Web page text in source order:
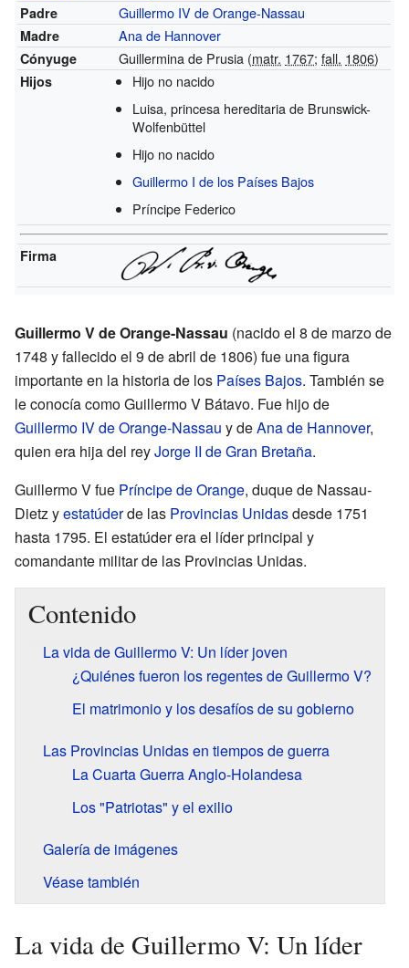
Padre Guillermo IV de Orange-Nassau
Madre Ana de Hannover
Cónyuge Guillermina de Prusia (matr. 1767;fall. 1806)
Hijos
Hijo no nacido
Luisa, princesa hereditaria de Brunswick-
Wolfenbüttel
Hijo no nacido
Guillermo I de los Países Bajos
Príncipe Federico
Firma
Guillermo V de Orange-Nassau (nacido el 8 de marzo de
1748 y fallecido el 9 de abril de 1806) fue una figura
importante en la historia de los Países Bajos. También se
le conocía como Guillermo V Bátavo. Fue hijo de
Guillermo IV de Orange-Nassau y deAna de Hannover,
quien era hija del reyJorge II de Gran Bretaña.
Guillermo V fue Príncipe de Orange, duque de Nassau-
Dietz yestatúderde las Provincias Unidasdesde 1751
hasta 1795. El estatúder era el líder principal y
comandante militar de las Provincias Unidas.
Contenido
La vida de Guillermo V: Un líder joven
¿Quiénes fueron los regentes de Guillermo V?
El matrimonio y los desafíos de su gobierno
Las Provincias Unidas en tiempos de guerra
La Cuarta Guerra Anglo-Holandesa
Los "Patriotas" y el exilio
Galería de imágenes
Véase también
La vida de Guillermo V: Un líder